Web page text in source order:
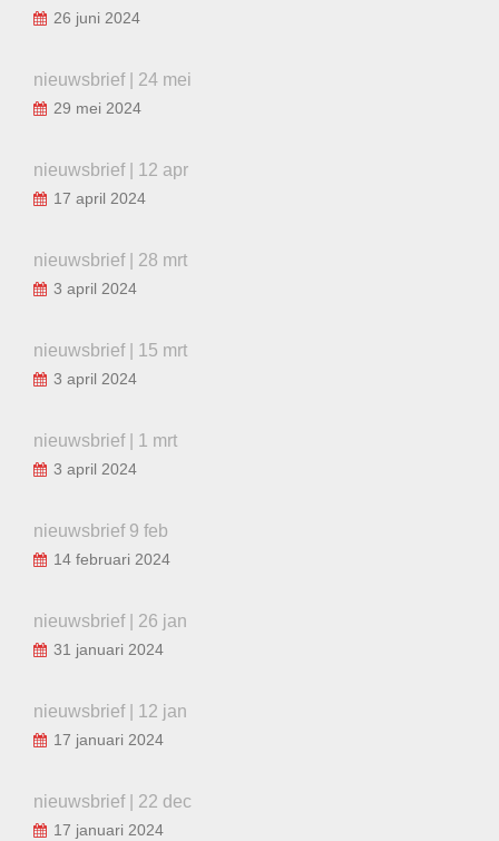
26 juni 2024
nieuwsbrief | 24 mei
29 mei 2024
nieuwsbrief | 12 apr
17 april 2024
nieuwsbrief | 28 mrt
3 april 2024
nieuwsbrief | 15 mrt
3 april 2024
nieuwsbrief | 1 mrt
3 april 2024
nieuwsbrief 9 feb
14 februari 2024
nieuwsbrief | 26 jan
31 januari 2024
nieuwsbrief | 12 jan
17 januari 2024
nieuwsbrief | 22 dec
17 januari 2024